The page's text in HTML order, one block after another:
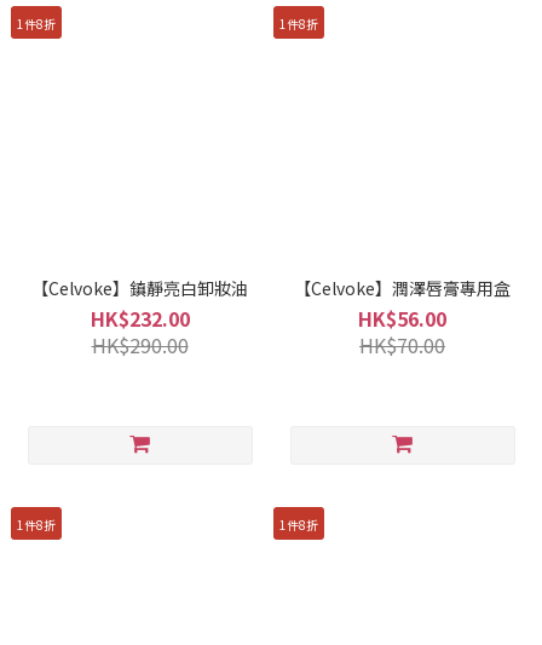
1件8折
【Celvoke】鎮靜亮白卸妝油
HK$232.00
HK$290.00
1件8折
【Celvoke】潤澤唇膏專用盒
HK$56.00
HK$70.00
1件8折 1件8折